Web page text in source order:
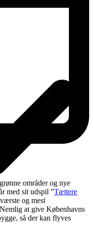
områder og nye
med sit udspil ”Tættere
og mest
at give Københavns
så der kan flyves